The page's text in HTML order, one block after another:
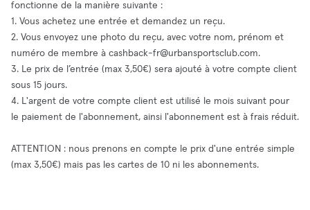
fonctionne de la manière suivante :
1. Vous achetez une entrée et demandez un reçu.
2. Vous envoyez une photo du reçu, avec votre nom, prénom et
numéro de membre à cashback-fr@urbansportsclub.com.
3. Le prix de l’entrée (max 3,50€) sera ajouté à votre compte client
sous 15 jours.
4. L'argent de votre compte client est utilisé le mois suivant pour
le paiement de l'abonnement, ainsi l'abonnement est à frais réduit.
ATTENTION : nous prenons en compte le prix d'une entrée simple
(max 3,50€) mais pas les cartes de 10 ni les abonnements.